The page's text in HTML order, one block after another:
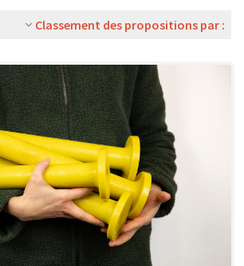
Classement des propositions par :